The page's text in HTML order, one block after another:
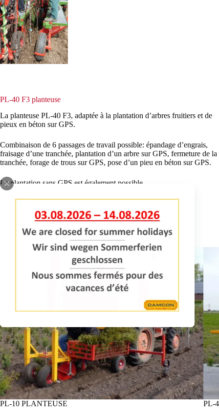
PL-40 F3 planteuse
La planteuse PL-40 F3, adaptée à la plantation d’arbres fruitiers et de
pieux en béton sur GPS.
Combinaison de 6 passages de travail possible: épandage d’engrais,
fraisage d’une tranchée, plantation d’un arbre sur GPS, fermeture de la
tranchée, forage de trous sur GPS, pose d’un pieu en béton sur GPS.
La plantation sans GPS est également possible.
INFORMATIONS REQUISES
PL-10 PLANTEUSE
PL-